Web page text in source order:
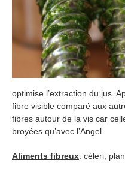
optimise l’extraction du jus.
fibre visible comparé aux
fibres autour de la vis car
broyées qu’avec l’Angel.
Aliments fibreux: céleri,